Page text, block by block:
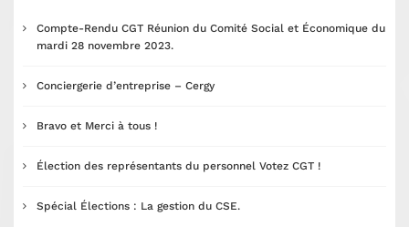
Compte-Rendu CGT Réunion du Comité Social et Économique du
mardi 28 novembre 2023.
Conciergerie d’entreprise – Cergy
Bravo et Merci à tous !
Élection des représentants du personnel Votez CGT !
Spécial Élections : La gestion du CSE.